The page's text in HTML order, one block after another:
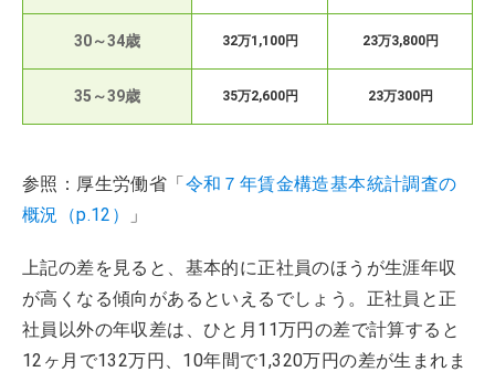
30～34歳 32万1,100円 23万3,800円
35～39歳 35万2,600円 23万300円
参照：厚生労働省「令和７年賃金構造基本統計調査の
概況（p.12）
」
上記の差を見ると、基本的に正社員のほうが生涯年収
が高くなる傾向があるといえるでしょう。正社員と正
社員以外の年収差は、ひと月11万円の差で計算すると
12ヶ月で132万円、10年間で1,320万円の差が生まれま